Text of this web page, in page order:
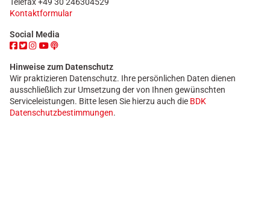
Kontaktformular
Social Media
Hinweise zum Datenschutz
Wir praktizieren Datenschutz. Ihre persönlichen Daten dienen
ausschließlich zur Umsetzung der von Ihnen gewünschten
Serviceleistungen. Bitte lesen Sie hierzu auch die BDK
Datenschutzbestimmungen.